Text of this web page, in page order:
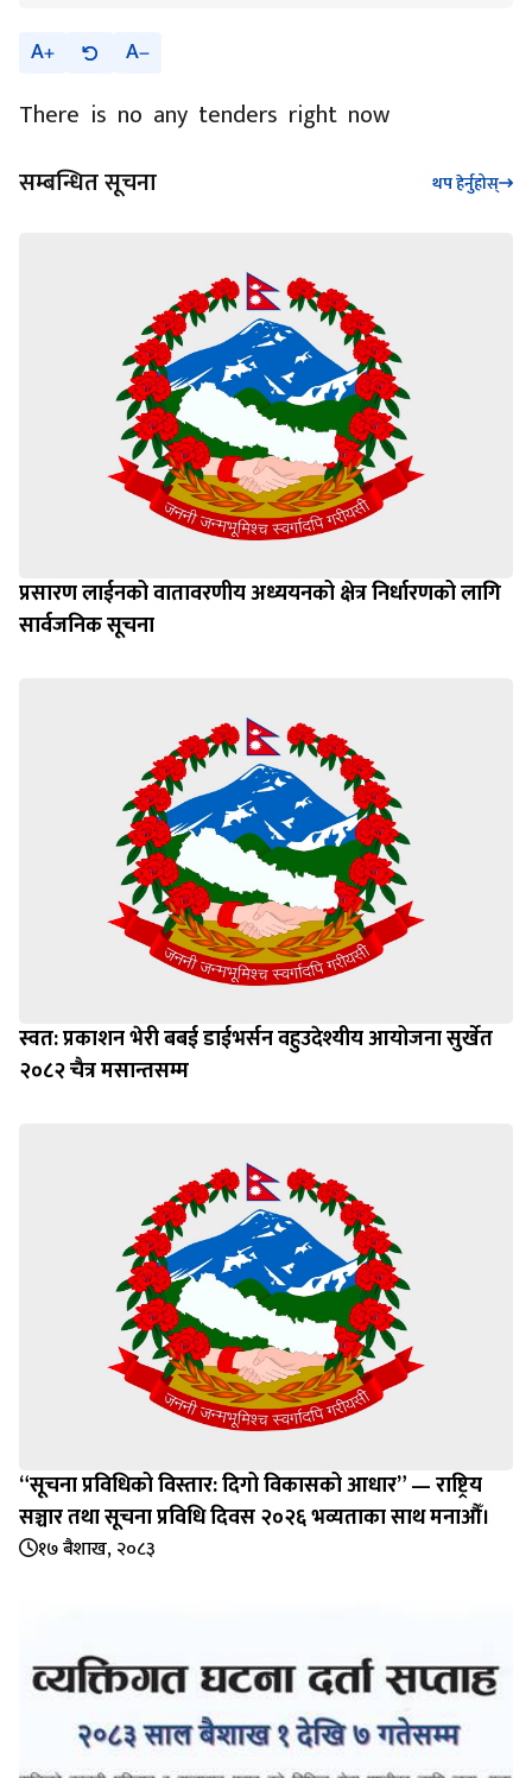
A A
There is no any tenders right now
सम्बन्धित सूचना
थप हेर्नुहोस्
प्रसारण लाईनको वातावरणीय अध्ययनको क्षेत्र निर्धारणको लागि
सार्वजनिक सूचना
स्वत: प्रकाशन भेरी बबई डाईभर्सन वहुउदेश्यीय आयोजना सुर्खेत
२०८२ चैत्र मसान्तसम्म
“सूचना प्रविधिको विस्तार: दिगो विकासको आधार” — राष्ट्रिय
सञ्चार तथा सूचना प्रविधि दिवस २०२६ भव्यताका साथ मनाऔँ।
१७ बैशाख, २०८३